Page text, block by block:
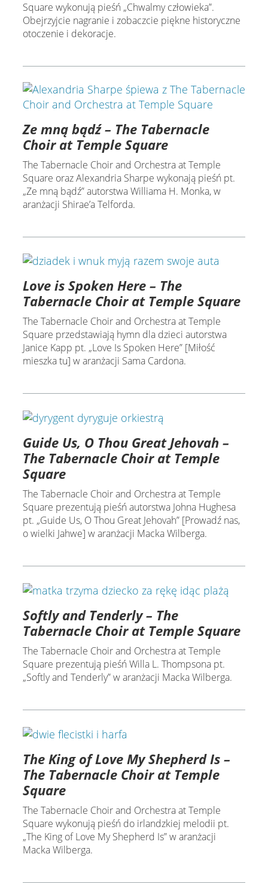
Square wykonują pieśń „Chwalmy człowieka”.
Obejrzyjcie nagranie i zobaczcie piękne historyczne
otoczenie i dekoracje.
Ze mną bądź – The Tabernacle
Choir at Temple Square
The Tabernacle Choir and Orchestra at Temple
Square oraz Alexandria Sharpe wykonają pieśń pt.
„Ze mną bądź” autorstwa Williama H. Monka, w
aranżacji Shirae’a Telforda.
Love is Spoken Here – The
Tabernacle Choir at Temple Square
The Tabernacle Choir and Orchestra at Temple
Square przedstawiają hymn dla dzieci autorstwa
Janice Kapp pt. „Love Is Spoken Here” [Miłość
mieszka tu] w aranżacji Sama Cardona.
Guide Us, O Thou Great Jehovah –
The Tabernacle Choir at Temple
Square
The Tabernacle Choir and Orchestra at Temple
Square prezentują pieśń autorstwa Johna Hughesa
pt. „Guide Us, O Thou Great Jehovah” [Prowadź nas,
o wielki Jahwe] w aranżacji Macka Wilberga.
Softly and Tenderly – The
Tabernacle Choir at Temple Square
The Tabernacle Choir and Orchestra at Temple
Square prezentują pieśń Willa L. Thompsona pt.
„Softly and Tenderly” w aranżacji Macka Wilberga.
The King of Love My Shepherd Is –
The Tabernacle Choir at Temple
Square
The Tabernacle Choir and Orchestra at Temple
Square wykonują pieśń do irlandzkiej melodii pt.
„The King of Love My Shepherd Is” w aranżacji
Macka Wilberga.